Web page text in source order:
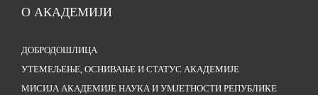
О АКАДЕМИЈИ
ДОБРОДОШЛИЦА
УТЕМЕЉЕЊЕ, ОСНИВАЊЕ И СТАТУС АКАДЕМИЈЕ
МИСИЈА АКАДЕМИЈЕ НАУКА И УМЈЕТНОСТИ РЕПУБЛИКЕ